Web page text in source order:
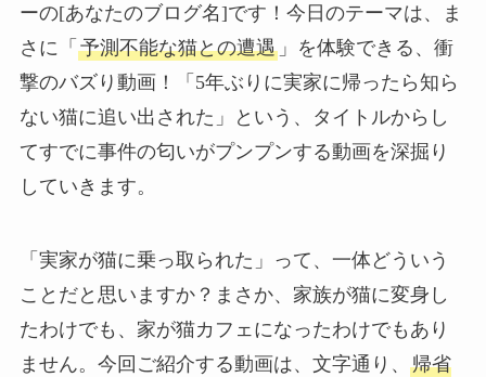
ーの[あなたのブログ名]です！今日のテーマは、ま
さに「 予測不能な猫との遭遇」を体験できる、衝
撃のバズり動画！「5年ぶりに実家に帰ったら知ら
ない猫に追い出された」という、タイトルからし
てすでに事件の匂いがプンプンする動画を深掘り
していきます。
「実家が猫に乗っ取られた」って、一体どういう
ことだと思いますか？まさか、家族が猫に変身し
たわけでも、家が猫カフェになったわけでもあり
ません。今回ご紹介する動画は、文字通り、 帰省